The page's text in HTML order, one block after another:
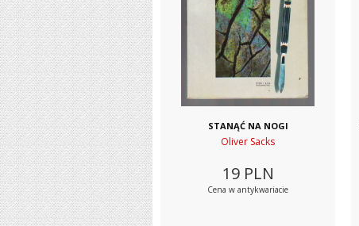
STANĄĆ NA NOGI
Oliver Sacks
19 PLN
Cena w antykwariacie